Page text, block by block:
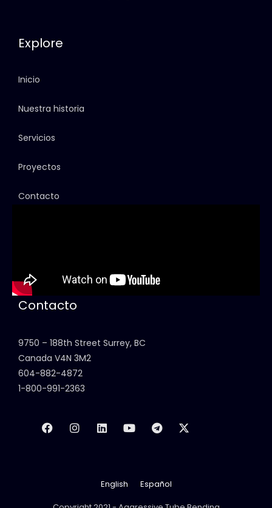
Explore
Inicio
Nuestra historia
Servicios
Proyectos
Contacto
Contacto
9750 – 188th Street Surrey, BC
Canada V4N 3M2
604-882-4872
1-800-991-2363
English
Español